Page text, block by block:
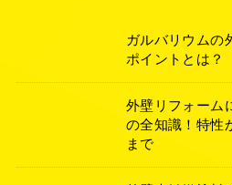
ガルバリウムの
ポイントとは？
外壁リフォーム
の全知識！特性
まで